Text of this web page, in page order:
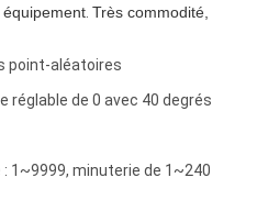
. Très commodité,
point-aléatoires
réglable de 0 avec 40 degrés
1~9999, minuterie de 1~240